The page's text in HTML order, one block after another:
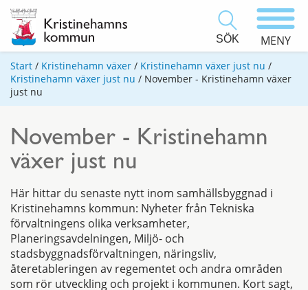
SÖK MENY
Start / Kristinehamn växer / Kristinehamn växer just nu /
Kristinehamn växer just nu / November - Kristinehamn växer
just nu
November - Kristinehamn
växer just nu
Här hittar du senaste nytt inom samhällsbyggnad i
Kristinehamns kommun: Nyheter från Tekniska
förvaltningens olika verksamheter,
Planeringsavdelningen, Miljö- och
stadsbyggnadsförvaltningen, näringsliv,
återetableringen av regementet och andra områden
som rör utveckling och projekt i kommunen. Kort sagt,